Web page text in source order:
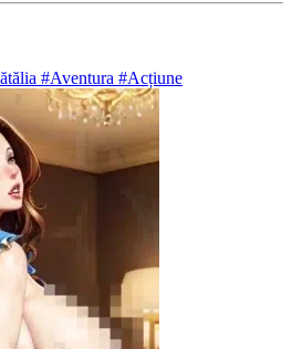
#Aventura #Acțiune